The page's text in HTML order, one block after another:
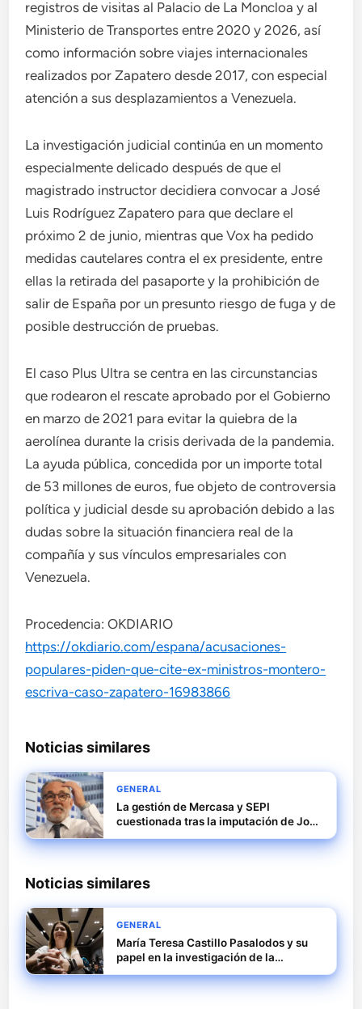
registros de visitas al Palacio de La Moncloa y al
Ministerio de Transportes entre 2020 y 2026, así
como información sobre viajes internacionales
realizados por Zapatero desde 2017, con especial
atención a sus desplazamientos a Venezuela.
La investigación judicial continúa en un momento
especialmente delicado después de que el
magistrado instructor decidiera convocar a José
Luis Rodríguez Zapatero para que declare el
próximo 2 de junio, mientras que Vox ha pedido
medidas cautelares contra el ex presidente, entre
ellas la retirada del pasaporte y la prohibición de
salir de España por un presunto riesgo de fuga y de
posible destrucción de pruebas.
El caso Plus Ultra se centra en las circunstancias
que rodearon el rescate aprobado por el Gobierno
en marzo de 2021 para evitar la quiebra de la
aerolínea durante la crisis derivada de la pandemia.
La ayuda pública, concedida por un importe total
de 53 millones de euros, fue objeto de controversia
política y judicial desde su aprobación debido a las
dudas sobre la situación financiera real de la
compañía y sus vínculos empresariales con
Venezuela.
Procedencia: OKDIARIO
https://okdiario.com/espana/acusaciones-
populares-piden-que-cite-ex-ministros-montero-
escriva-caso-zapatero-16983866
Noticias similares
GENERAL
La gestión de Mercasa y SEPI
cuestionada tras la imputación de José
Ramón Sempere
Noticias similares
GENERAL
María Teresa Castillo Pasalodos y su
papel en la investigación de la
macrocausa SEPI del caso Leire